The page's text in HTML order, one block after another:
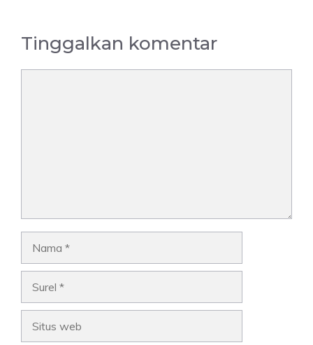
Tinggalkan komentar